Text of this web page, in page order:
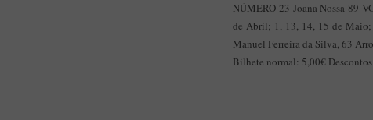
NÚMERO 23 Joana Nossa 89
de Abril; 1, 13, 14, 15 de Maio;
Manuel Ferreira da Silva, 63
Bilhete normal: 5,00€